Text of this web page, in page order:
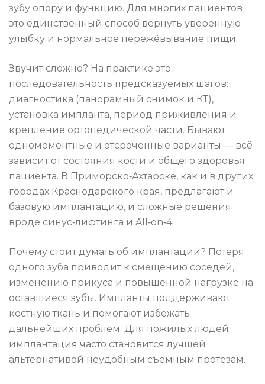
зубу опору и функцию. Для многих пациентов
это единственный способ вернуть уверенную
улыбку и нормальное пережёвывание пищи.
Звучит сложно? На практике это
последовательность предсказуемых шагов:
диагностика (панорамный снимок и КТ),
установка импланта, период приживления и
крепление ортопедической части. Бывают
одномоментные и отсроченные варианты — всё
зависит от состояния кости и общего здоровья
пациента. В Приморско‑Ахтарске, как и в других
городах Краснодарского края, предлагают и
базовую имплантацию, и сложные решения
вроде синус‑лифтинга и All‑on‑4.
Почему стоит думать об имплантации? Потеря
одного зуба приводит к смещению соседей,
изменению прикуса и повышенной нагрузке на
оставшиеся зубы. Импланты поддерживают
костную ткань и помогают избежать
дальнейших проблем. Для пожилых людей
имплантация часто становится лучшей
альтернативой неудобным съемным протезам.